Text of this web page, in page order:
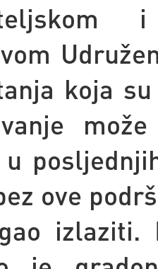
i
koja
u
ove
izlaziti.